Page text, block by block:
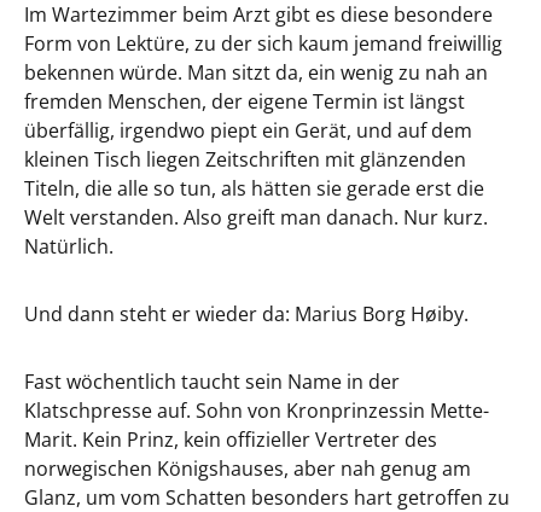
Im Wartezimmer beim Arzt gibt es diese besondere
Form von Lektüre, zu der sich kaum jemand freiwillig
bekennen würde. Man sitzt da, ein wenig zu nah an
fremden Menschen, der eigene Termin ist längst
überfällig, irgendwo piept ein Gerät, und auf dem
kleinen Tisch liegen Zeitschriften mit glänzenden
Titeln, die alle so tun, als hätten sie gerade erst die
Welt verstanden. Also greift man danach. Nur kurz.
Natürlich.
Und dann steht er wieder da: Marius Borg Høiby.
Fast wöchentlich taucht sein Name in der
Klatschpresse auf. Sohn von Kronprinzessin Mette-
Marit. Kein Prinz, kein offizieller Vertreter des
norwegischen Königshauses, aber nah genug am
Glanz, um vom Schatten besonders hart getroffen zu